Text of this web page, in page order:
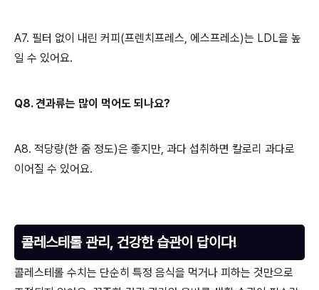
A7. 필터 없이 내린 커피(프렌치프레스, 에스프레소)는 LDL을 높
일 수 있어요.
Q8. 견과류는 많이 먹어도 되나요?
A8. 적당량(한 줌 정도)은 좋지만, 과다 섭취하면 칼로리 과다로
이어질 수 있어요.
콜레스테롤 관리, 건강한 습관이 답이다!
콜레스테롤 수치는 단순히 특정 음식을 먹거나 피하는 것만으로